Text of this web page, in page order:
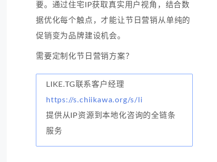
要。通过住宅IP获取真实用户视角，结合数
据优化每个触点，才能让节日营销从单纯的
促销变为品牌建设机会。
需要定制化节日营销方案？
LIKE.TG联系客户经理
https://s.chiikawa.org/s/li
提供从IP资源到本地化咨询的全链条
服务